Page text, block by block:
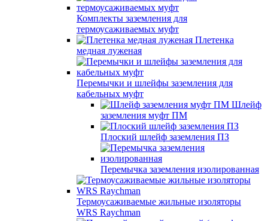
Комплекты заземления для
термоусаживаемых муфт
Плетенка
медная луженая
Перемычки и шлейфы заземления для
кабельных муфт
Шлейф
заземления муфт ПМ
Плоский шлейф заземления ПЗ
Перемычка заземления изолированная
Термоусаживаемые жильные изоляторы
WRS Raychman